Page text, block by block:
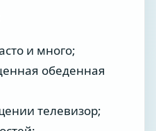
и много;
обеденная
телевизор;